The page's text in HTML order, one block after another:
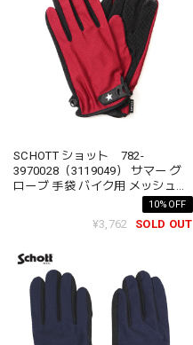
SCHOTT ショット 782-
3970028（3119049） サマー グ
ローブ 手袋 バイク用 メッシュ素
材 スマホ対応 メンズ レディース
10%OFF
¥3,762 SOLD OUT